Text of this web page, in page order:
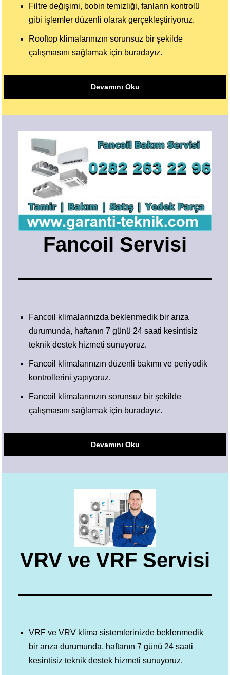
Filtre değişimi, bobin temizliği, fanların kontrolü
gibi işlemler düzenli olarak gerçekleştiriyoruz.
Rooftop klimalarınızın sorunsuz bir şekilde
çalışmasını sağlamak için buradayız.
Devamını Oku
Fancoil Servisi
Fancoil klimalarınızda beklenmedik bir arıza
durumunda, haftanın 7 günü 24 saati kesintisiz
teknik destek hizmeti sunuyoruz.
Fancoil klimalarınızın düzenli bakımı ve periyodik
kontrollerini yapıyoruz.
Fancoil klimalarınızın sorunsuz bir şekilde
çalışmasını sağlamak için buradayız.
Devamını Oku
VRV ve VRF Servisi
VRF ve VRV klima sistemlerinizde beklenmedik
bir arıza durumunda, haftanın 7 günü 24 saati
kesintisiz teknik destek hizmeti sunuyoruz.